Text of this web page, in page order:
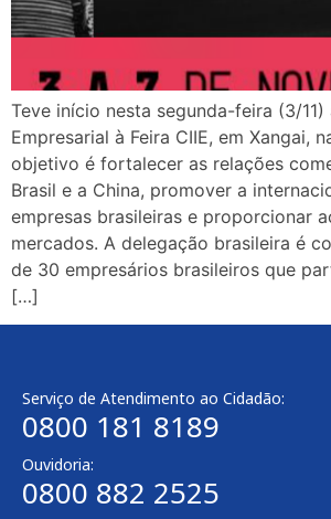
Teve início nesta segunda-feira (3/11)
Empresarial à Feira CIIE, em Xangai,
objetivo é fortalecer as relações
Brasil e a China, promover a
empresas brasileiras e proporcionar
mercados. A delegação brasileira é
de 30 empresários brasileiros que
[…]
Serviço de Atendimento ao Cidadão:
0800 181 8189
Ouvidoria:
0800 882 2525